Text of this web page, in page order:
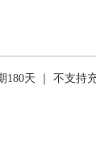
180天 ｜ 不支持